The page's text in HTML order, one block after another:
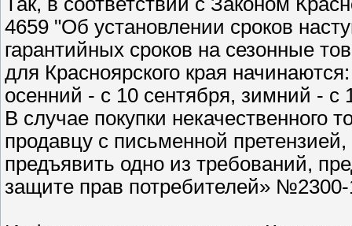
4659 "Об установлении сроков
гарантийных сроков на сезонные
для Красноярского края
осенний - с 10 сентября, зимний - с
В случае покупки некачественного
продавцу с письменной претензией,
предъявить одно из требований,
защите прав потребителей» №2300-